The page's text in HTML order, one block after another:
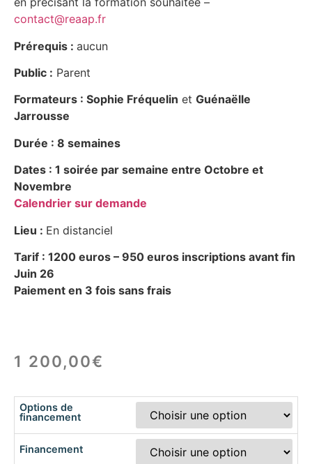
contact@reaap.fr
Prérequis : aucun
Public : Parent
Formateurs : Sophie Fréquelin et Guénaëlle
Jarrousse
Durée : 8 semaines
Dates : 1 soirée par semaine entre Octobre et
Novembre
Calendrier sur demande
Lieu : En distanciel
Tarif : 1200 euros – 950 euros inscriptions avant fin
Juin 26
Paiement en 3 fois sans frais
1 200,00€
Options de
financement
Financement